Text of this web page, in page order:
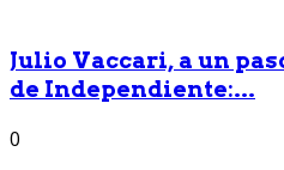
Julio Vaccari, a un
de Independiente:...
0